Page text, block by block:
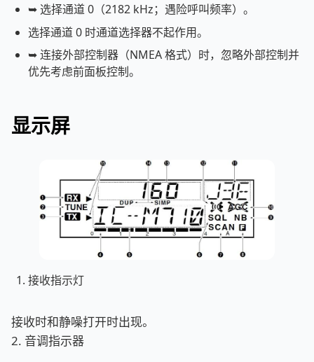
➥ 选择通道 0（2182 kHz；遇险呼叫频率）。
选择通道 0 时通道选择器不起作用。
➥ 连接外部控制器（NMEA 格式）时，忽略外部控制并
优先考虑前面板控制。
显示屏
接收指示灯
接收时和静噪打开时出现。
2. 音调指示器